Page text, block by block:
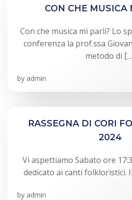
CON CHE MUSICA
Con che musica mi parli? Lo
conferenza la prof.ssa
metodo di
by admin
RASSEGNA DI CORI
2024
Vi aspettiamo Sabato ore
dedicato ai canti folkloristici.
by admin